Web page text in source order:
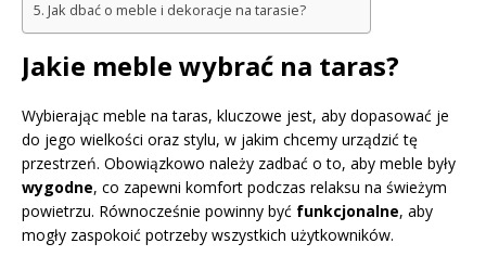
Jak dbać o meble i dekoracje na tarasie?
Jakie meble wybrać na taras?
Wybierając meble na taras, kluczowe jest, aby dopasować je
do jego wielkości oraz stylu, w jakim chcemy urządzić tę
przestrzeń. Obowiązkowo należy zadbać o to, aby meble były
wygodne, co zapewni komfort podczas relaksu na świeżym
powietrzu. Równocześnie powinny być funkcjonalne, aby
mogły zaspokoić potrzeby wszystkich użytkowników.